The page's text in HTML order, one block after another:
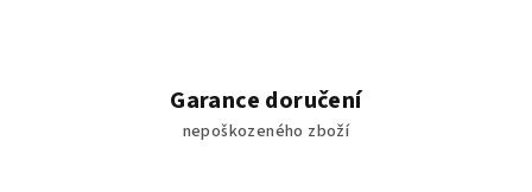
Garance doručení
nepoškozeného zboží